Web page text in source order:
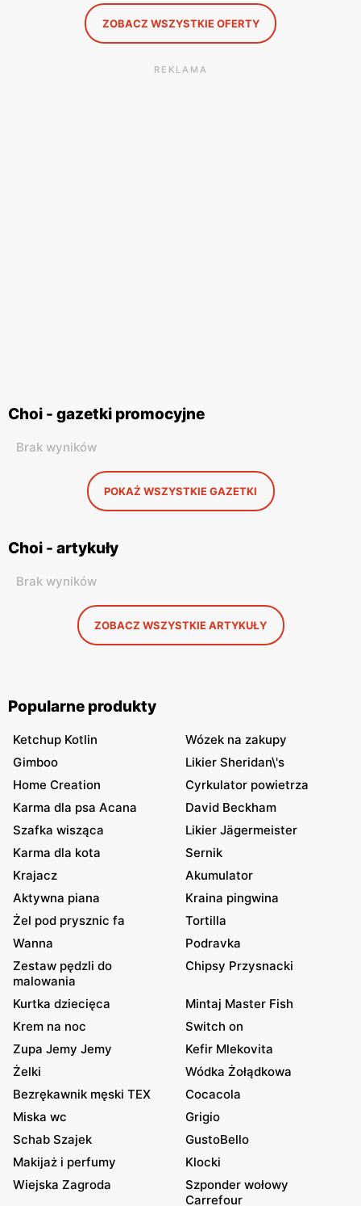
ZOBACZ WSZYSTKIE OFERTY
REKLAMA
Choi - gazetki promocyjne
Brak wyników
POKAŻ WSZYSTKIE GAZETKI
Choi - artykuły
Brak wyników
ZOBACZ WSZYSTKIE ARTYKUŁY
Popularne produkty
Ketchup Kotlin
Wózek na zakupy
Gimboo
Likier Sheridan\'s
Home Creation
Cyrkulator powietrza
Karma dla psa Acana
David Beckham
Szafka wisząca
Likier Jägermeister
Karma dla kota
Sernik
Krajacz
Akumulator
Aktywna piana
Kraina pingwina
Żel pod prysznic fa
Tortilla
Wanna
Podravka
Zestaw pędzli do
malowania
Chipsy Przysnacki
Kurtka dziecięca
Mintaj Master Fish
Krem na noc
Switch on
Zupa Jemy Jemy
Kefir Mlekovita
Żelki
Wódka Żołądkowa
Bezrękawnik męski TEX
Cocacola
Miska wc
Grigio
Schab Szajek
GustoBello
Makijaż i perfumy
Klocki
Wiejska Zagroda
Szponder wołowy
Carrefour